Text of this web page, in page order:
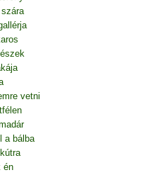
vetni
a bálba
én